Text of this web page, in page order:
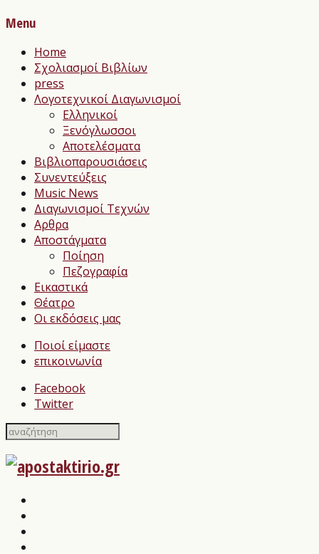
Menu
Home
Σχολιασμοί Βιβλίων
press
Λογοτεχνικοί Διαγωνισμοί
Ελληνικοί
Ξενόγλωσσοι
Αποτελέσματα
Βιβλιοπαρουσιάσεις
Συνεντεύξεις
Music News
Διαγωνισμοί Τεχνών
Αρθρα
Αποστάγματα
Ποίηση
Πεζογραφία
Εικαστικά
Θέατρο
Οι εκδόσεις μας
Ποιοί είμαστε
επικοινωνία
Facebook
Twitter